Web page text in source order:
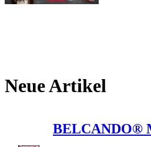
Neue Artikel
BELCANDO®